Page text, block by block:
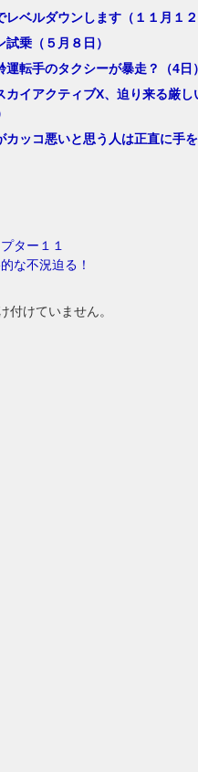
レベルダウンします（１１月１２
試乗（５月８日）
運転手のタクシーが暴走？（4日）
カイアクティブX、迫り来る厳
カッコ悪いと思う人は正直に手
ター１１
な不況迫る！
付けていません。